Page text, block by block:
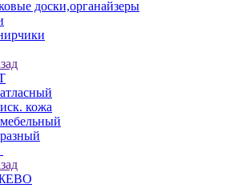
доски,органайзеры
кожа